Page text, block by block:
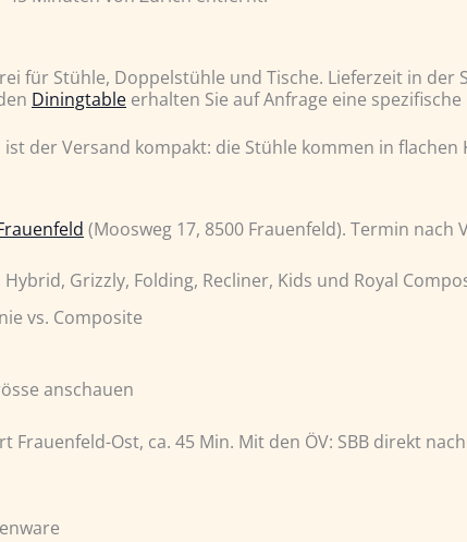
für Stühle, Doppelstühle und Tische. Lieferzeit in der
Diningtable erhalten Sie auf Anfrage eine spezifische
der Versand kompakt: die Stühle kommen in
(Moosweg 17, 8500 Frauenfeld). Termin
Grizzly, Folding, Recliner, Kids und Royal
vs. Composite
anschauen
Ost, ca. 45 Min. Mit den ÖV: SBB direkt